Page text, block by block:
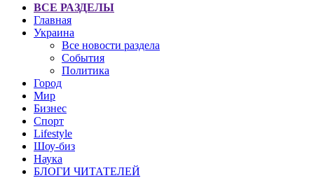
ВСЕ РАЗДЕЛЫ
Главная
Украина
Все новости раздела
События
Политика
Город
Мир
Бизнес
Спорт
Lifestyle
Шоу-биз
Наука
БЛОГИ ЧИТАТЕЛЕЙ